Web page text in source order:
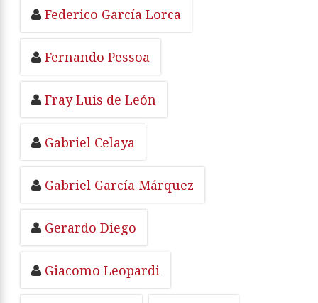
Federico García Lorca
Fernando Pessoa
Fray Luis de León
Gabriel Celaya
Gabriel García Márquez
Gerardo Diego
Giacomo Leopardi